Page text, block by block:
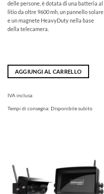
delle persone, è dotata di una batteria al
litio da oltre 9600 mh, un pannello solare
e un magnete HeavyDuty nella base
della telecamera.
AGGIUNGI AL CARRELLO
IVA inclusa
Tempi di consegna: Disponibile subito